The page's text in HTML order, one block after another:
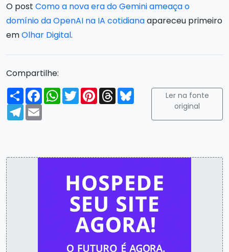
O post Como a nova era do Gemini ameaça o
domínio da OpenAI na IA cotidianaapareceu primeiro
emOlhar Digital.
Compartilhe:
Compartilhar
FacebookWhatsApp
TwitterPinterest
ThreadsBluesky
Telegram
Email
Ler na fonte
original